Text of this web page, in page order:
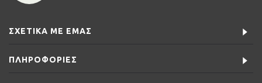
ΣΧΕΤΙΚΆ ΜΕ ΕΜΆΣ
ΠΛΗΡΟΦΟΡΊΕΣ